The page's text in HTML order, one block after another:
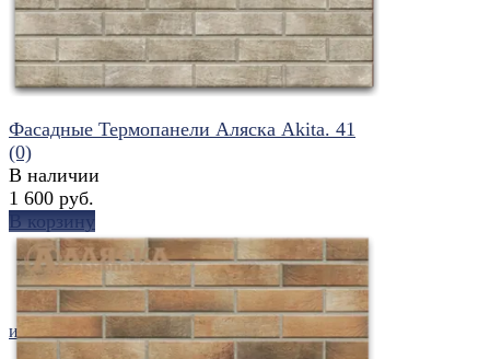
избранное сравнить
Фасадные Термопанели Аляска Akita. 41
(0)
В наличии
1 600 руб.
В корзину